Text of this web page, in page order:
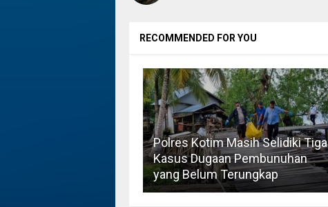
RECOMMENDED FOR YOU
Polres Kotim Masih Selidiki Tiga
Kasus Dugaan Pembunuhan
yang Belum Terungkap